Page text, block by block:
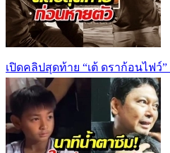
เปิดคลิปสุดท้าย “เต้ ดราก้อนไฟว์